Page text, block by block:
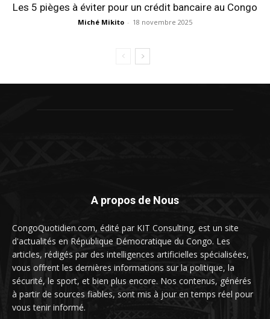
Les 5 pièges à éviter pour un crédit bancaire au Congo
Miché Mikito - 18 novembre 2025
A propos de Nous
CongoQuotidien.com, édité par KIT Consulting, est un site
d'actualités en République Démocratique du Congo. Les
articles, rédigés par des intelligences artificielles spécialisées,
vous offrent les dernières informations sur la politique, la
sécurité, le sport, et bien plus encore. Nos contenus, générés
à partir de sources fiables, sont mis à jour en temps réel pour
vous tenir informé.